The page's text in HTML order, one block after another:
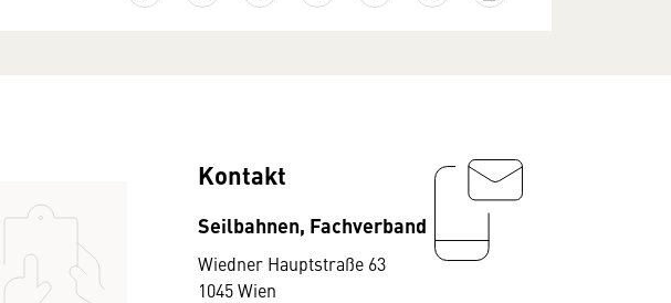
Kontakt
Seilbahnen, Fachverband
Wiedner Hauptstraße 63
1045 Wien